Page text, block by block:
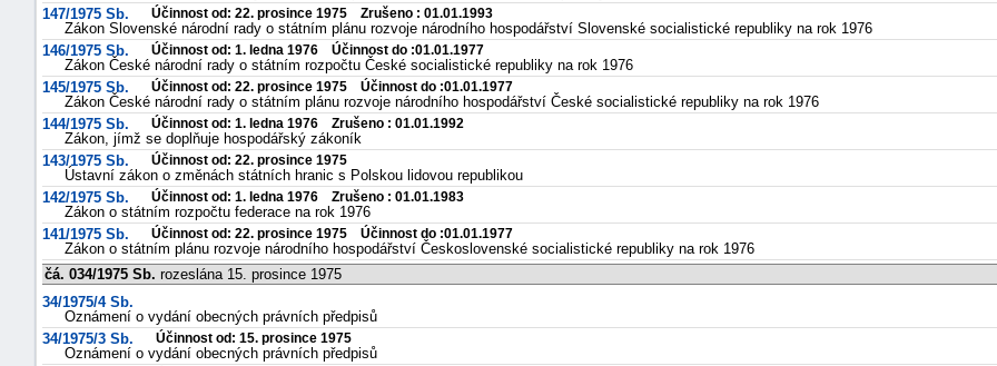
147/1975 Sb.
Účinnost od: 22. prosince 1975 Zrušeno : 01.01.1993
Zákon Slovenské národní rady o státním plánu rozvoje národního hospodářství Slovenské socialistické republiky na rok 1976
146/1975 Sb.
Účinnost od: 1. ledna 1976 Účinnost do :01.01.1977
Zákon České národní rady o státním rozpočtu České socialistické republiky na rok 1976
145/1975 Sb.
Účinnost od: 22. prosince 1975 Účinnost do :01.01.1977
Zákon České národní rady o státním plánu rozvoje národního hospodářství České socialistické republiky na rok 1976
144/1975 Sb.
Účinnost od: 1. ledna 1976 Zrušeno : 01.01.1992
Zákon, jímž se doplňuje hospodářský zákoník
143/1975 Sb.
Účinnost od: 22. prosince 1975
Ústavní zákon o změnách státních hranic s Polskou lidovou republikou
142/1975 Sb.
Účinnost od: 1. ledna 1976 Zrušeno : 01.01.1983
Zákon o státním rozpočtu federace na rok 1976
141/1975 Sb.
Účinnost od: 22. prosince 1975 Účinnost do :01.01.1977
Zákon o státním plánu rozvoje národního hospodářství Československé socialistické republiky na rok 1976
čá. 034/1975 Sb. rozeslána 15. prosince 1975
34/1975/4 Sb.
Oznámení o vydání obecných právních předpisů
34/1975/3 Sb.
Účinnost od: 15. prosince 1975
Oznámení o vydání obecných právních předpisů